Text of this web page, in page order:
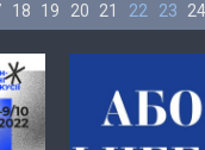
18 19 20 21 22 23 24